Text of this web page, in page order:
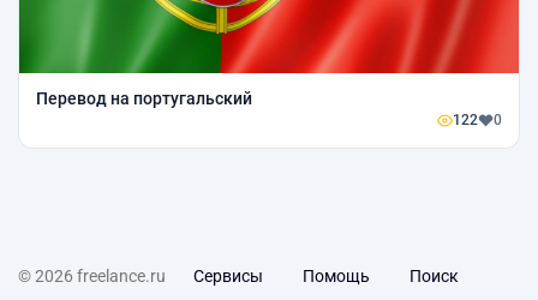
Перевод на португальский
122 0
© 2026 freelance.ru Сервисы Помощь Поиск